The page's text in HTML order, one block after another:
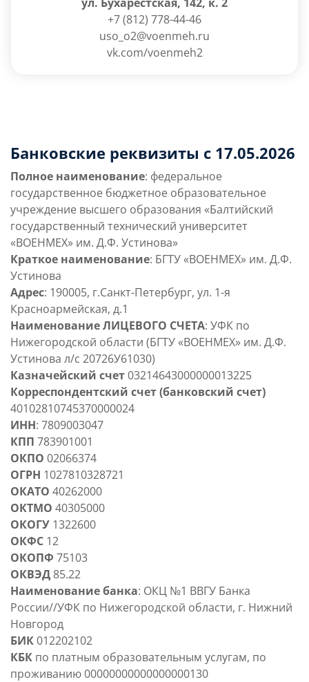
+7 (812) 778-44-46
uso_o2@voenmeh.ru
vk.com/voenmeh2
Банковские реквизиты с 17.05.2026
Полное наименование: федеральное
государственное бюджетное образовательное
учреждение высшего образования «Балтийский
государственный технический университет
«ВОЕНМЕХ» им. Д.Ф. Устинова»
Краткое наименование: БГТУ «ВОЕНМЕХ» им. Д.Ф.
Устинова
Адрес: 190005, г.Санкт-Петербург, ул. 1-я
Красноармейская, д.1
Наименование ЛИЦЕВОГО СЧЕТА: УФК по
Нижегородской области (БГТУ «ВОЕНМЕХ» им. Д.Ф.
Устинова л/с 20726У61030)
Казначейский счет03214643000000013225
Корреспондентский счет (банковский счет)
40102810745370000024
ИНН: 7809003047
КПП 783901001
ОКПО 02066374
ОГРН 1027810328721
ОКАТО 40262000
ОКТМО 40305000
ОКОГУ 1322600
ОКФС 12
ОКОПФ 75103
ОКВЭД 85.22
Наименование банка: ОКЦ №1 ВВГУ Банка
России//УФК по Нижегородской области, г. Нижний
Новгород
БИК012202102
КБК по платным образовательным услугам, по
проживанию 00000000000000000130